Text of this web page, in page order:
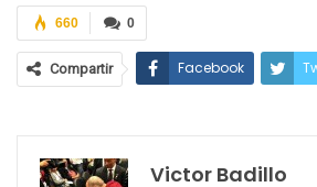
0
660
Compartir Facebook
Victor Badillo